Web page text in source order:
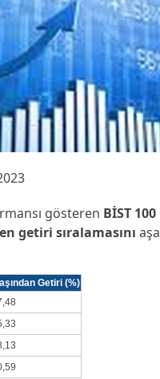
gösteren BİST 100
getiri sıralamasını
Getiri (%)